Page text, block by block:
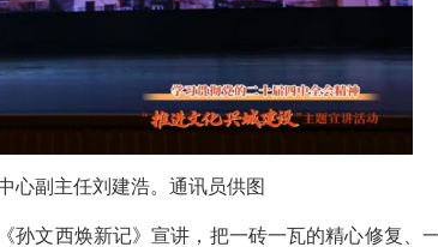
心副主任刘建浩。通讯员供图
孙文西焕新记》宣讲，把一砖一瓦的精心修复、